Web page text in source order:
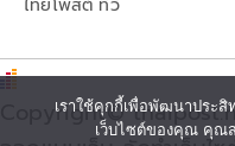
ไทยโพสต์ ทีวี
Copyright©
เราใช้คุกกี้เพื่อพัฒนาประ
เว็บไซต์ของคุณ คุณ